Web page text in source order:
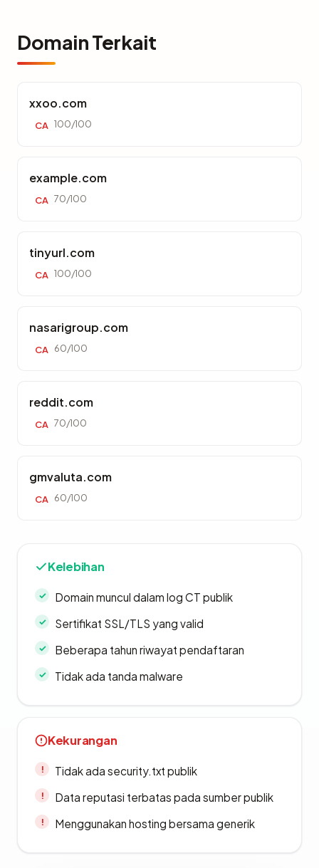
Domain Terkait
xxoo.com
CA 100/100
example.com
CA 70/100
tinyurl.com
CA 100/100
nasarigroup.com
CA 60/100
reddit.com
CA 70/100
gmvaluta.com
CA 60/100
Kelebihan
Domain muncul dalam log CT publik
Sertifikat SSL/TLS yang valid
Beberapa tahun riwayat pendaftaran
Tidak ada tanda malware
Kekurangan
Tidak ada security.txt publik
Data reputasi terbatas pada sumber publik
Menggunakan hosting bersama generik